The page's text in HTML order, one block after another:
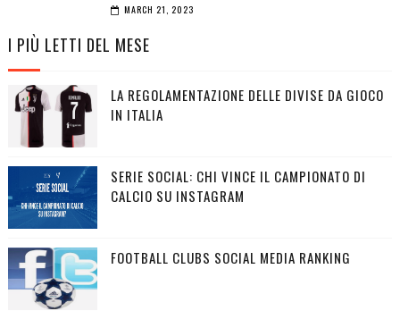
MARCH 21, 2023
I PIÙ LETTI DEL MESE
LA REGOLAMENTAZIONE DELLE DIVISE DA GIOCO
IN ITALIA
SERIE SOCIAL: CHI VINCE IL CAMPIONATO DI
CALCIO SU INSTAGRAM
FOOTBALL CLUBS SOCIAL MEDIA RANKING